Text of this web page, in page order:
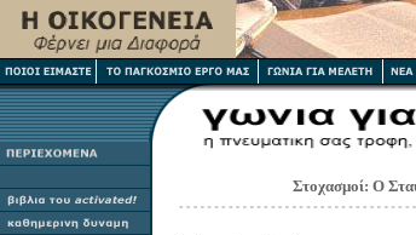
Στοχασμοί: Ο